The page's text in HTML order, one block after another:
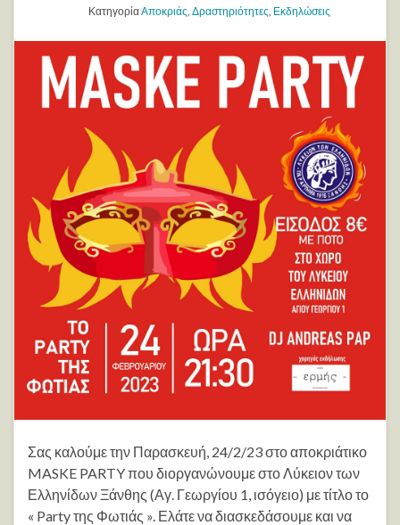
ΚατηγορίαΑποκριάς, Δραστηριότητες, Εκδηλώσεις
Σας καλούμε την Παρασκευή, 24/2/23 στο αποκριάτικο
MASKE PARTY που διοργανώνουμε στο Λύκειον των
Ελληνίδων Ξάνθης (Αγ. Γεωργίου 1, ισόγειο) με τίτλο το
« Party της Φωτιάς ». Ελάτε να διασκεδάσουμε και να